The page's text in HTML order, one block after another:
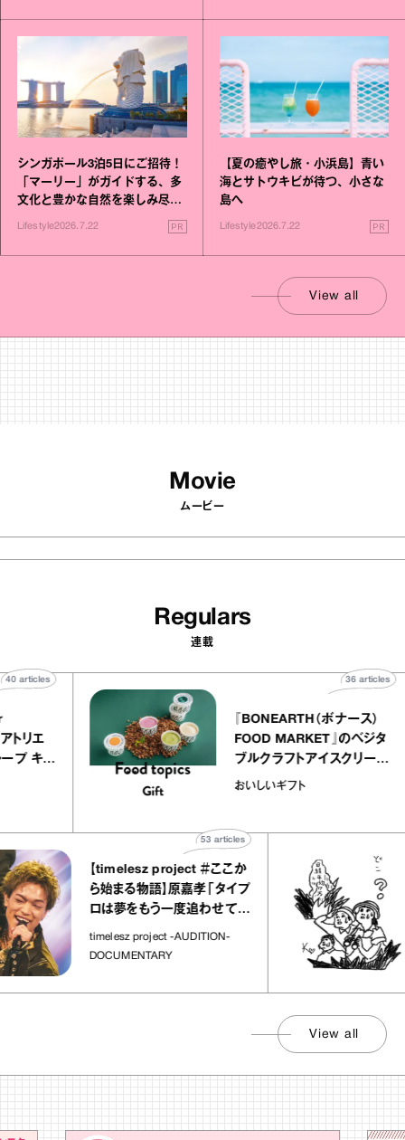
シンガポール3泊5日にご招待！
「マーリー」がガイドする、多
文化と豊かな自然を楽しみ尽く
Lifestyle2026.7.22 PR
【夏の癒やし旅・小浜島】青い
海とサトウキビが待つ、小さな
島へ
Lifestyle2026.7.22 PR
View all
Movie
ムービー
Regulars
連載
atelier
リー アトリエ
ミルクレープ キャ
40
『BONEARTH（ボナー
FOOD MARKET』の
ブルクラフトアイスク
｜真野知子の「おいし
おいしいギフト
36
【timelesz project ＃ここか
ら始まる物語】原嘉孝「タイプ
ロは夢をもう一度追わせてく
れた場所」
timelesz project -AUDITION-
DOCUMENTARY
articles
「
社
View all